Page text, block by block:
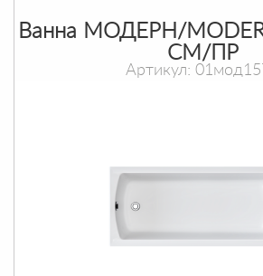
Ванна МОДЕРН/
СМ/ПР
Артикул: